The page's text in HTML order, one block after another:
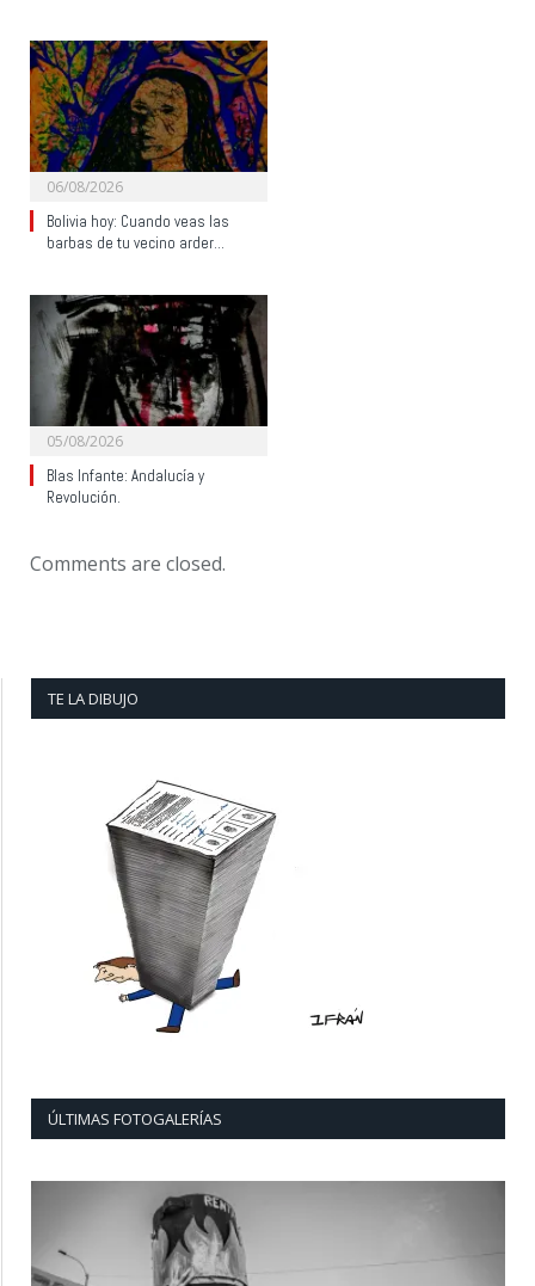
06/08/2026
Bolivia hoy: Cuando veas las
barbas de tu vecino arder…
05/08/2026
Blas Infante: Andalucía y
Revolución.
Comments are closed.
TE LA DIBUJO
ÚLTIMAS FOTOGALERÍAS